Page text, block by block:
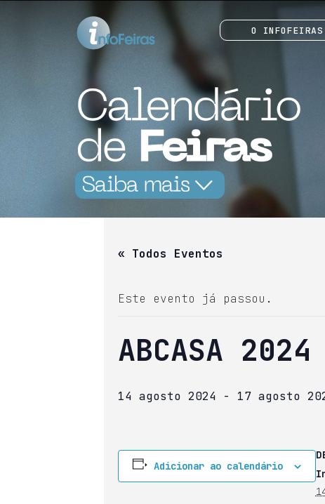
O INFOFEIRAS
« Todos Eventos
Este evento já passou.
ABCASA
14 agosto 2024 - 17 agosto
Adicionar ao calendário